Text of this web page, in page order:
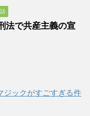
法で共産主義の宣
ジックがすごすぎる件